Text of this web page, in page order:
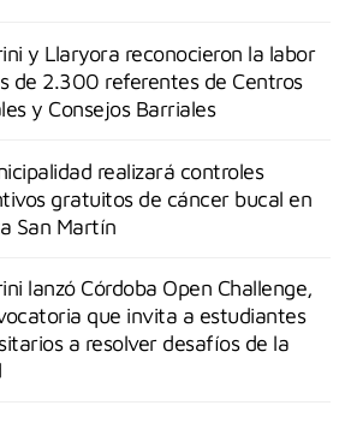
y Llaryora reconocieron la labor
de 2.300 referentes de Centros
y Consejos Barriales
realizará controles
gratuitos de cáncer bucal en
San Martín
lanzó Córdoba Open Challenge,
que invita a estudiantes
a resolver desafíos de la